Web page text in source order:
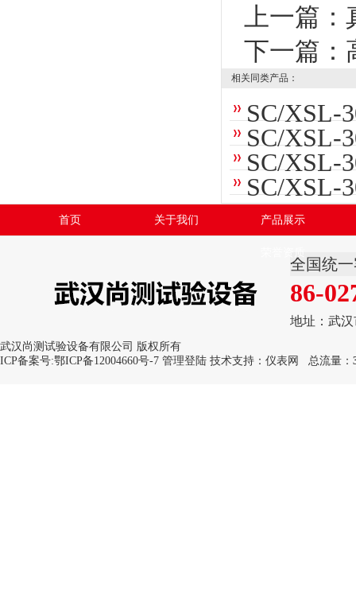
上一篇：
下一篇：
相关同类产品：
SC/XSL-
SC/XSL-
SC/XSL-
SC/XSL-
首页 关于我们 产品展示
全国统
86-
地址：武
武汉尚测试验设备有限公司 版权所有
ICP备案号:鄂ICP备12004660号-7 管理登陆 技术支持： 仪表网 总流量：